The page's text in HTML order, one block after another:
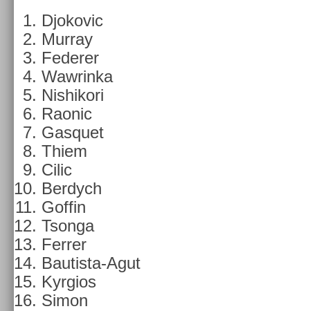
Djokovic
Mur­ray
Feder­er
Waw­rinka
Nis­hikori
Raonic
Gas­quet
Thiem
Cilic
Be­rdych
Gof­fin
Tson­ga
Ferr­er
Bautista-Agut
Kyr­gios
Simon